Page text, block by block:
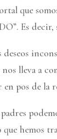
que
Es
deseos
nos lleva a
pos de la
que hemos